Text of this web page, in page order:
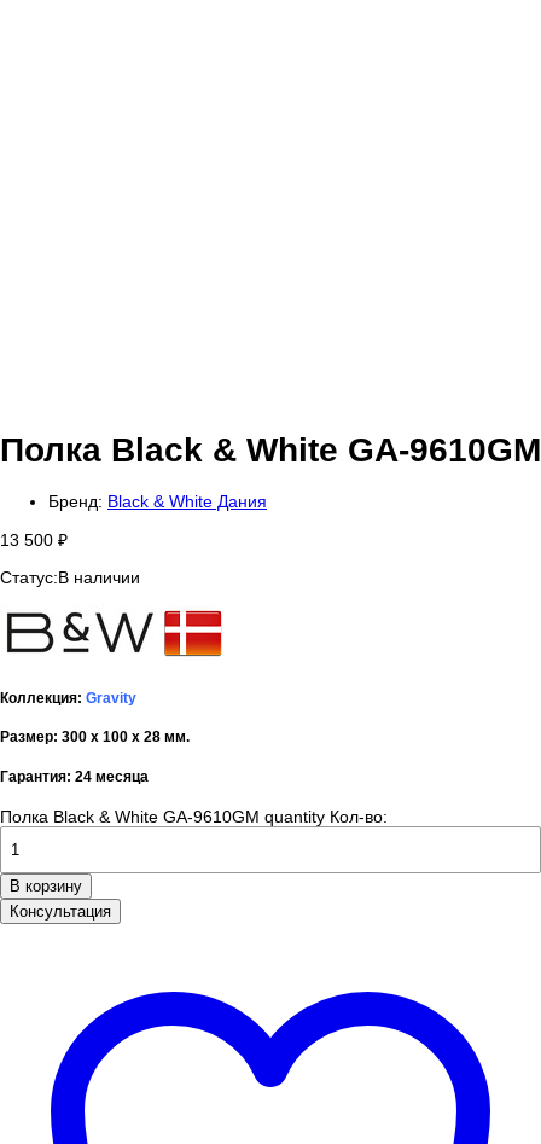
Полка Black & White GA-9610GM
Бренд: Black & White Дания
13 500 ₽
Статус:В наличии
Коллекция: Gravity
Размер: 300 x 100 x 28 мм.
Гарантия: 24 месяца
Полка Black & White GA-9610GM quantity Кол-во:
В корзину
Консультация